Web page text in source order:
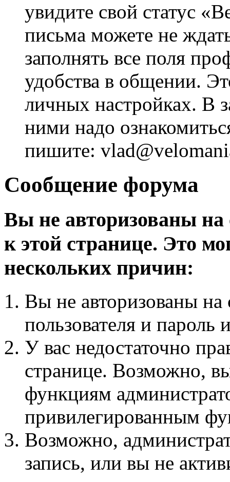
увидите свой статус
письма можете не
заполнять все поля
удобства в общении.
личных настройках. В
ними надо
пишите:
Сообщение форума
Вы не авторизованы на
к этой странице. Это
нескольких причин:
Вы не авторизованы на
пользователя и пароль
У вас недостаточно
странице. Возможно,
функциям
привилегированным
Возможно,
запись, или вы не